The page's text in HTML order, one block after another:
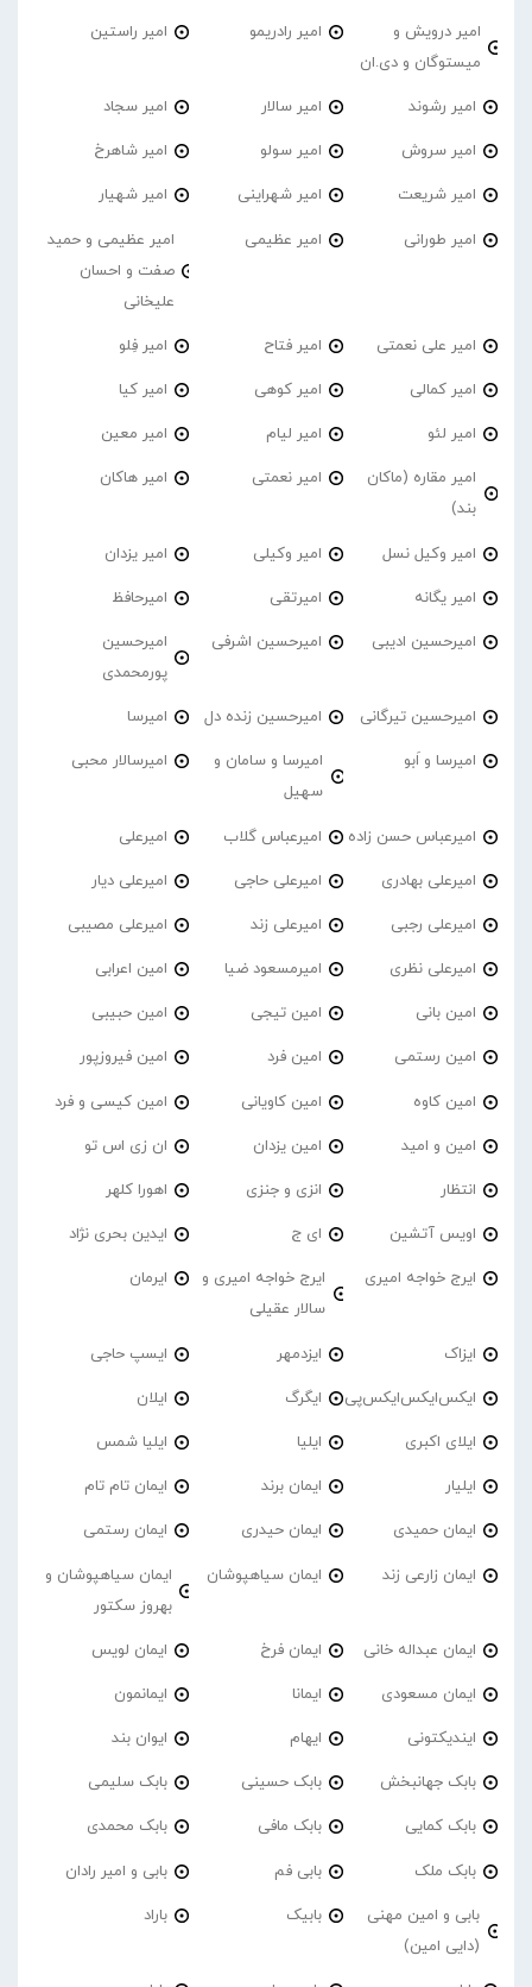
امیر درویش و
میستوگان و دی.ان
امیر رادریمو امیر راستین
امیر رشوند امیر سالار امیر سجاد
امیر سروش امیر سولو امیر شاهرخ
امیر شریعت امیر شهراینی امیر شهیار
امیر طورانی امیر عظیمی
امیر عظیمی و حمید
صفت و احسان
علیخانی
امیر علی نعمتی امیر فتاح امیر فِلو
امیر کمالی امیر کوهی امیر کیا
امیر لئو امیر لیام امیر معین
امیر مقاره (ماکان
بند)
امیر نعمتی امیر هاکان
امیر وکیل نسل امیر وکیلی امیر یزدان
امیر یگانه امیرتقی امیرحافظ
امیرحسین ادیبی امیرحسین اشرفی
امیرحسین
پورمحمدی
امیرحسین تیرگانی امیرحسین زنده دل امیرسا
امیرسا و اَبو
امیرسا و سامان و
سهیل
امیرسالار محبی
امیرعباس حسن زاده امیرعباس گلاب امیرعلی
امیرعلی بهادری امیرعلی حاجی امیرعلی دیار
امیرعلی رجبی امیرعلی زند امیرعلی مصیبی
امیرعلی نظری امیرمسعود ضیا امین اعرابی
امین بانی امین تیجی امین حبیبی
امین رستمی امین فرد امین فیروزپور
امین کاوه امین کاویانی امین کیسی و فرد
امین و امید امین یزدان ان زی اس تو
انتظار انزی و جنزی اهورا کلهر
اویس آتشین ای ج ایدین بحری نژاد
ایرج خواجه امیری
ایرج خواجه امیری و
سالار عقیلی
ایرمان
ایزاک ایزدمهر ایسپ حاجی
ایکس‌ایکس‌ایکس‌پی ایگرگ ایلان
ایلای اکبری ایلیا ایلیا شمس
ایلیار ایمان برند ایمان تام تام
ایمان حمیدی ایمان حیدری ایمان رستمی
ایمان زارعی زند ایمان سیاهپوشان
ایمان سیاهپوشان و
بهروز سکتور
ایمان عبداله خانی ایمان فرخ ایمان لویس
ایمان مسعودی ایمانا ایمانمون
ایندیکتونی ایهام ایوان بند
بابک جهانبخش بابک حسینی بابک سلیمی
بابک کمایی بابک مافی بابک محمدی
بابک ملک بابی فم بابی و امیر رادان
بابی و امین مهنی
(دایی امین)
بابیک باراد